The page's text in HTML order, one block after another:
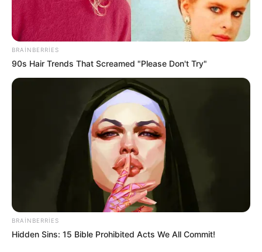
529
Buğa bürcündə baş verən Yeni ayın təsirləri davam
BRAINBERRIES
90s Hair Trends That Screamed "Please Don't Try"
BRAINBERRIES
Hidden Sins: 15 Bible Prohibited Acts We All Commit!